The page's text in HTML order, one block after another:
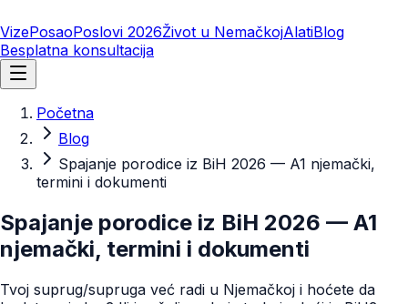
VizePosaoPoslovi 2026Život u NemačkojAlatiBlog
Besplatna konsultacija
Početna
Blog
Spajanje porodice iz BiH 2026 — A1 njemački,
termini i dokumenti
Spajanje porodice iz BiH 2026 — A1
njemački, termini i dokumenti
Tvoj suprug/supruga već radi u Njemačkoj i hoćete da